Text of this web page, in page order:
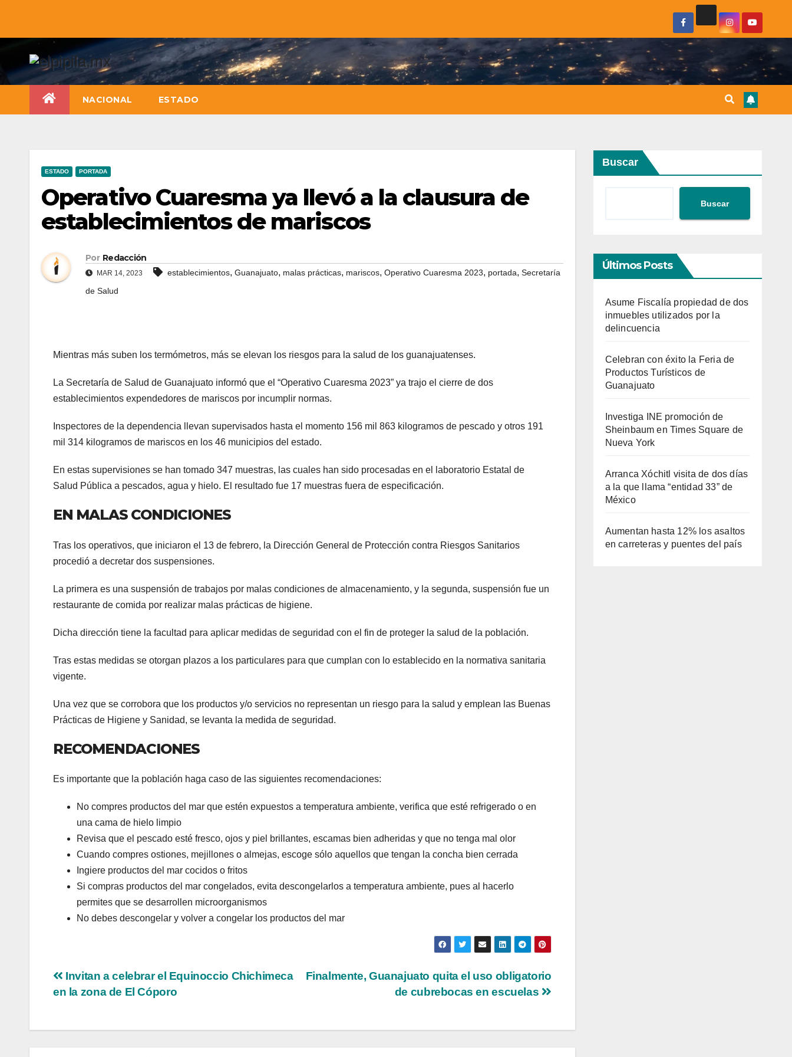
NACIONAL ESTADO
ESTADO PORTADA
Operativo Cuaresma ya llevó a la clausura de
establecimientos de mariscos
Por Redacción
MAR 14, 2023 establecimientos, Guanajuato, malas prácticas, mariscos, Operativo Cuaresma 2023, portada, Secretaría
de Salud
Mientras más suben los termómetros, más se elevan los riesgos para la salud de los guanajuatenses.
La Secretaría de Salud de Guanajuato informó que el “Operativo Cuaresma 2023” ya trajo el cierre de dos
establecimientos expendedores de mariscos por incumplir normas.
Inspectores de la dependencia llevan supervisados hasta el momento 156 mil 863 kilogramos de pescado y otros 191
mil 314 kilogramos de mariscos en los 46 municipios del estado.
En estas supervisiones se han tomado 347 muestras, las cuales han sido procesadas en el laboratorio Estatal de
Salud Pública a pescados, agua y hielo. El resultado fue 17 muestras fuera de especificación.
EN MALAS CONDICIONES
Tras los operativos, que iniciaron el 13 de febrero, la Dirección General de Protección contra Riesgos Sanitarios
procedió a decretar dos suspensiones.
La primera es una suspensión de trabajos por malas condiciones de almacenamiento, y la segunda, suspensión fue un
restaurante de comida por realizar malas prácticas de higiene.
Dicha dirección tiene la facultad para aplicar medidas de seguridad con el fin de proteger la salud de la población.
Tras estas medidas se otorgan plazos a los particulares para que cumplan con lo establecido en la normativa sanitaria
vigente.
Una vez que se corrobora que los productos y/o servicios no representan un riesgo para la salud y emplean las Buenas
Prácticas de Higiene y Sanidad, se levanta la medida de seguridad.
RECOMENDACIONES
Es importante que la población haga caso de las siguientes recomendaciones:
No compres productos del mar que estén expuestos a temperatura ambiente, verifica que esté refrigerado o en
una cama de hielo limpio
Revisa que el pescado esté fresco, ojos y piel brillantes, escamas bien adheridas y que no tenga mal olor
Cuando compres ostiones, mejillones o almejas, escoge sólo aquellos que tengan la concha bien cerrada
Ingiere productos del mar cocidos o fritos
Si compras productos del mar congelados, evita descongelarlos a temperatura ambiente, pues al hacerlo
permites que se desarrollen microorganismos
No debes descongelar y volver a congelar los productos del mar
Finalmente, Guanajuato quita el uso obligatorio
de cubrebocas en escuelas
Invitan a celebrar el Equinoccio Chichimeca
en la zona de El Cóporo
Buscar
Buscar
Últimos Posts
Asume Fiscalía propiedad de dos
inmuebles utilizados por la
delincuencia
Celebran con éxito la Feria de
Productos Turísticos de
Guanajuato
Investiga INE promoción de
Sheinbaum en Times Square de
Nueva York
Arranca Xóchitl visita de dos días
a la que llama “entidad 33” de
México
Aumentan hasta 12% los asaltos
en carreteras y puentes del país